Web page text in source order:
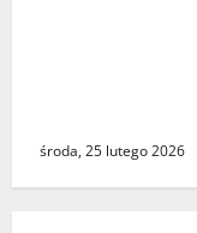
środa, 25 lutego 2026